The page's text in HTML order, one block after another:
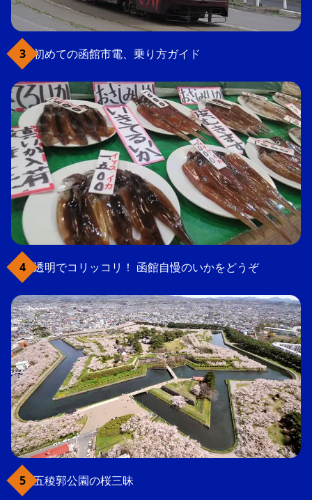
初めての函館市電、乗り方ガイド
透明でコリッコリ！ 函館自慢のいかをどうぞ
五稜郭公園の桜三昧